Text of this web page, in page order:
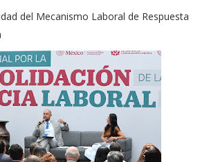
del Mecanismo Laboral de Respuesta